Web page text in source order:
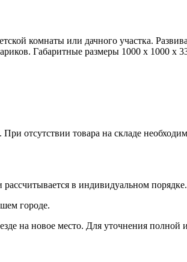
комнаты или дачного участка.
Габаритные размеры 1000 x 1000 x
отсутствии товара на складе
в индивидуальном порядке.
городе.
на новое место. Для уточнения полной